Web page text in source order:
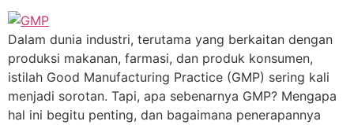
Dalam dunia industri, terutama yang berkaitan dengan
produksi makanan, farmasi, dan produk konsumen,
istilah Good Manufacturing Practice (GMP) sering kali
menjadi sorotan. Tapi, apa sebenarnya GMP? Mengapa
hal ini begitu penting, dan bagaimana penerapannya